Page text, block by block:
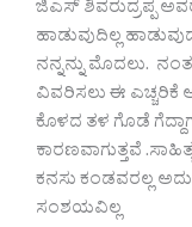
ಜಿಎಸ್ ಶಿವರುದ್ರಪ್ಪ
ಹಾಡುವುದಿಲ್ಲ
ನನ್ನನ್ನು ಮೊದಲು.
ವಿವರಿಸಲು ಈ ಎಚ್ಚರಿಕೆ
ಕೊಳದ ತಳ ಗೊಡೆ
ಕಾರಣವಾಗುತ್ತವೆ
ಕನಸು ಕಂಡವರಲ್ಲ
ಸಂಶಯವಿಲ್ಲ